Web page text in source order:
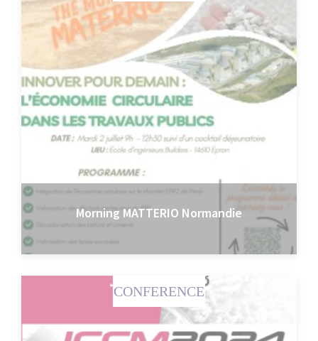
Morning MATTERIO Normandie
CONFERENCE